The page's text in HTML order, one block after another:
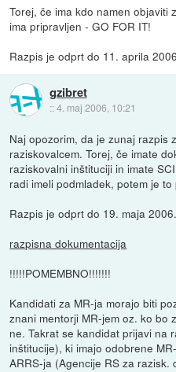
Torej, če ima kdo namen objaviti
ima pripravljen - GO FOR IT!
Razpis je odprt do 11. aprila
gzibret
::4. maj 2006, 10:21
Naj opozorim, da je zunaj razpis
raziskovalcem. Torej, če imate
raziskovalni inštituciji in imate
radi imeli podmladek, potem je
Razpis je odprt do 19. maja 2006.
razpisna dokumentacija
!!!!!POMEMBNO!!!!!!!
Kandidati za MR-ja morajo biti
znani mentorji MR-jem oz. ko bo
ne. Takrat se kandidat prijavi na
inštitucije), ki imajo odobrene
ARRS-ja (Agencije RS za razisk.